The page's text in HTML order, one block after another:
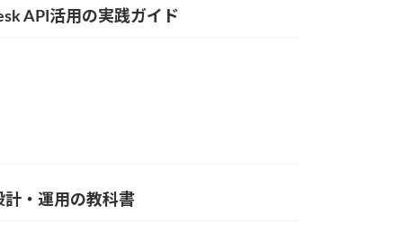
API活用の実践ガイド
・運用の教科書